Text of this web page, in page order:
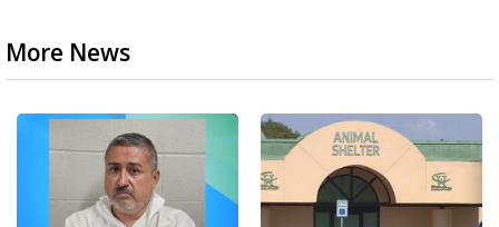
More News